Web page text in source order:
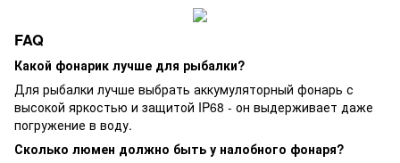
FAQ
Какой фонарик лучше для рыбалки?
Для рыбалки лучше выбрать аккумуляторный фонарь с
высокой яркостью и защитой IP68 - он выдерживает даже
погружение в воду.
Сколько люмен должно быть у налобного фонаря?